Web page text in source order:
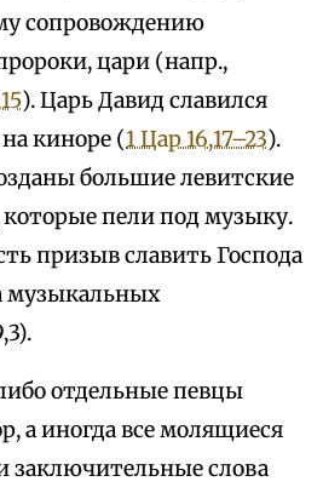
сопровождению
цари (напр.,
). Царь Давид славился
киноре (1 Цар 16,17–23).
большие левитские
которые пели под музыку.
призыв славить Господа
музыкальных
отдельные певцы
а иногда все молящиеся
заключительные слова